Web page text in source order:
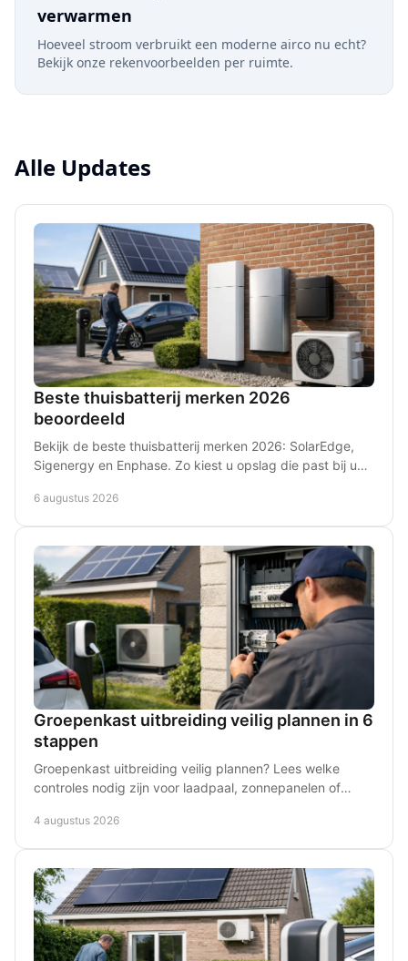
verwarmen
Hoeveel stroom verbruikt een moderne airco nu echt?
Bekijk onze rekenvoorbeelden per ruimte.
Alle Updates
Beste thuisbatterij merken 2026
beoordeeld
Bekijk de beste thuisbatterij merken 2026: SolarEdge,
Sigenergy en Enphase. Zo kiest u opslag die past bij uw
6 augustus 2026
Groepenkast uitbreiding veilig plannen in 6
stappen
Groepenkast uitbreiding veilig plannen? Lees welke
controles nodig zijn voor laadpaal, zonnepanelen of
4 augustus 2026